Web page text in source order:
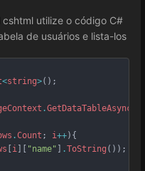
utilize o código C#
de usuários e lista-los
<string>() ;
.GetDataTableAsync
.Count ; i++){
i "name" .ToString ()) ;